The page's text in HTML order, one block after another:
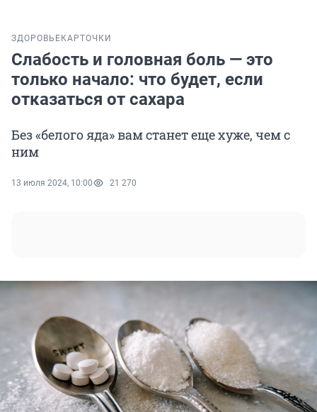
ЗДОРОВЬЕ КАРТОЧКИ
Слабость и головная боль — это
только начало: что будет, если
отказаться от сахара
Без «белого яда» вам станет еще хуже, чем с
ним
13 июля 2024, 10:00 21 270